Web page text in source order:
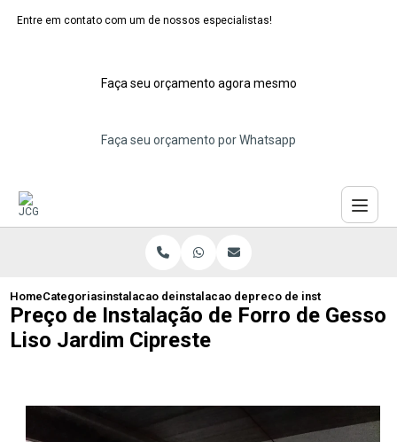
Entre em contato com um de nossos especialistas!
Faça seu orçamento agora mesmo
Faça seu orçamento por Whatsapp
HomeCategoriasinstalacao de forros de gesso
instalacao de forro de gesso sala
preco de instalacao de
Preço de Instalação de Forro de Gesso
Liso Jardim Cipreste